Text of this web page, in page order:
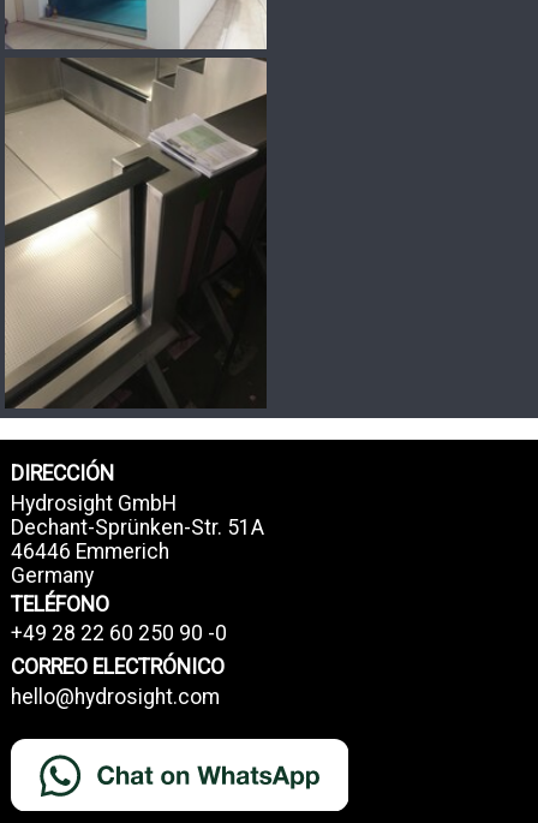
DIRECCIÓN
Hydrosight GmbH
Dechant-Sprünken-Str. 51A
46446 Emmerich
Germany
TELÉFONO
+49 28 22 60 250 90 -0
CORREO ELECTRÓNICO
hello@hydrosight.com